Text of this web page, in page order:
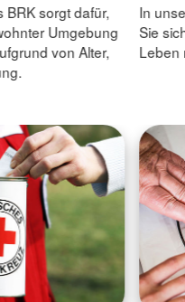
BRK sorgt dafür,
Umgebung
von Alter,
In
Sie
Leben